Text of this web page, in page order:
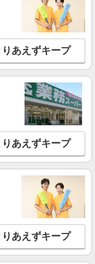
払い有/週払い有/交
巻
細を見る
所！デイサービスの
払い有/週払い有/交
＞
詳細を見る
働きやすいシニア向
りあえずキープ
りあえずキープ
りあえずキープ